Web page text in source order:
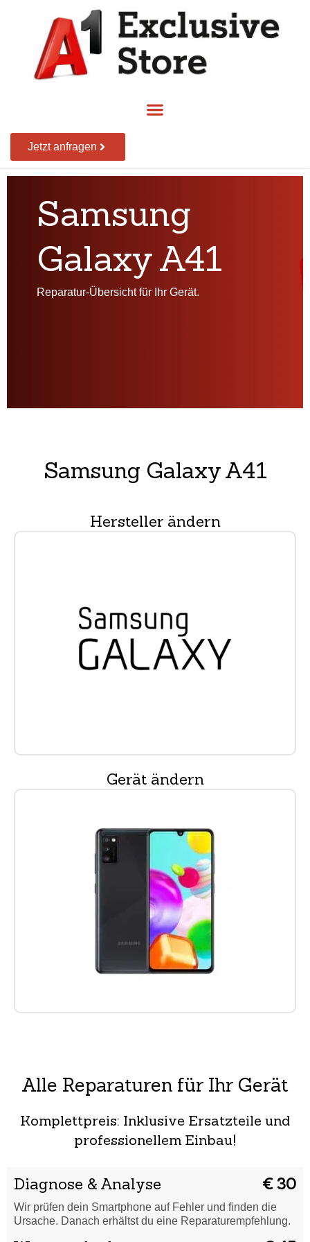
Jetzt anfragen
Samsung
Galaxy A41
Reparatur-Übersicht für Ihr Gerät.
Samsung Galaxy A41
Hersteller ändern
Gerät ändern
Alle Reparaturen für Ihr Gerät
Komplettpreis: Inklusive Ersatzteile und
professionellem Einbau!
Diagnose & Analyse € 30
Wir prüfen dein Smartphone auf Fehler und finden die
Ursache. Danach erhältst du eine Reparaturempfehlung.